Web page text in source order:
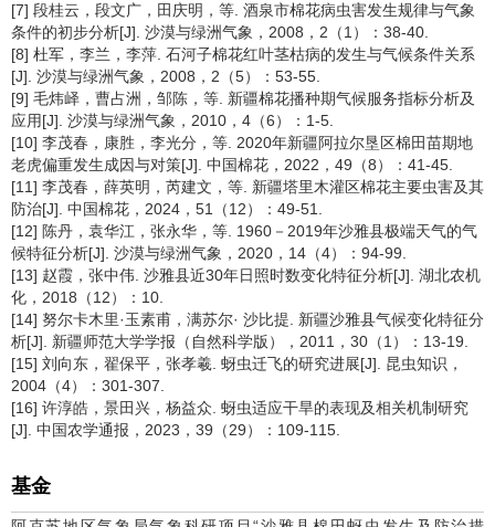
[7] 段桂云，段文广，田庆明，等. 酒泉市棉花病虫害发生规律与气象
条件的初步分析[J]. 沙漠与绿洲气象，2008，2（1）：38-40.
[8] 杜军，李兰，李萍. 石河子棉花红叶茎枯病的发生与气候条件关系
[J]. 沙漠与绿洲气象，2008，2（5）：53-55.
[9] 毛炜峄，曹占洲，邹陈，等. 新疆棉花播种期气候服务指标分析及
应用[J]. 沙漠与绿洲气象，2010，4（6）：1-5.
[10] 李茂春，康胜，李光分，等. 2020年新疆阿拉尔垦区棉田苗期地
老虎偏重发生成因与对策[J]. 中国棉花，2022，49（8）：41-45.
[11] 李茂春，薛英明，芮建文，等. 新疆塔里木灌区棉花主要虫害及其
防治[J]. 中国棉花，2024，51（12）：49-51.
[12] 陈丹，袁华江，张永华，等. 1960－2019年沙雅县极端天气的气
候特征分析[J]. 沙漠与绿洲气象，2020，14（4）：94-99.
[13] 赵霞，张中伟. 沙雅县近30年日照时数变化特征分析[J]. 湖北农机
化，2018（12）：10.
[14] 努尔卡木里·玉素甫，满苏尔· 沙比提. 新疆沙雅县气候变化特征分
析[J]. 新疆师范大学学报（自然科学版），2011，30（1）：13-19.
[15] 刘向东，翟保平，张孝羲. 蚜虫迁飞的研究进展[J]. 昆虫知识，
2004（4）：301-307.
[16] 许淳皓，景田兴，杨益众. 蚜虫适应干旱的表现及相关机制研究
[J]. 中国农学通报，2023，39（29）：109-115.
基金